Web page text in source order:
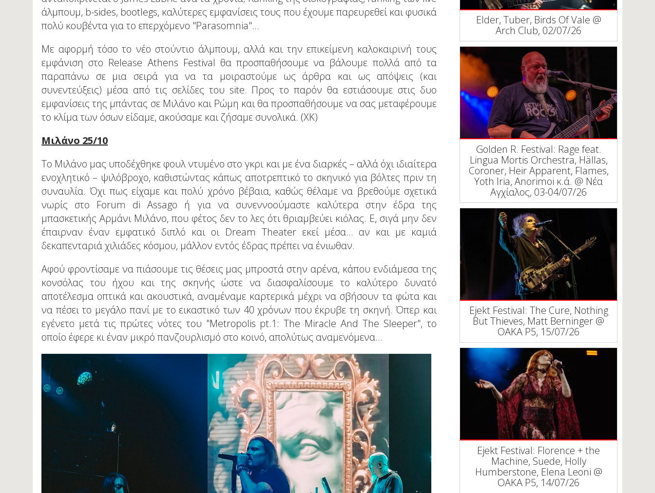
άλμπουμ, b-sides, bootlegs, καλύτερες εμφανίσεις τους που έχουμε παρευρεθεί και φυσικά
πολύ κουβέντα για το επερχόμενο "Parasomnia"…
Με αφορμή τόσο το νέο στούντιο άλμπουμ, αλλά και την επικείμενη καλοκαιρινή τους
εμφάνιση στο Release Athens Festival θα προσπαθήσουμε να βάλουμε πολλά από τα
παραπάνω σε μια σειρά για να τα μοιραστούμε ως άρθρα και ως απόψεις (και
συνεντεύξεις) μέσα από τις σελίδες του site. Προς το παρόν θα εστιάσουμε στις δυο
εμφανίσεις της μπάντας σε Μιλάνο και Ρώμη και θα προσπαθήσουμε να σας μεταφέρουμε
το κλίμα των όσων είδαμε, ακούσαμε και ζήσαμε συνολικά. (ΧΚ)
Μιλάνο 25/10
Το Μιλάνο μας υποδέχθηκε φουλ ντυμένο στο γκρι και με ένα διαρκές – αλλά όχι ιδιαίτερα
ενοχλητικό – ψιλόβροχο, καθιστώντας κάπως αποτρεπτικό το σκηνικό για βόλτες πριν τη
συναυλία. Όχι πως είχαμε και πολύ χρόνο βέβαια, καθώς θέλαμε να βρεθούμε σχετικά
νωρίς στο Forum di Assago ή για να συνεννοούμαστε καλύτερα στην έδρα της
μπασκετικής Αρμάνι Μιλάνο, που φέτος δεν το λες ότι θριαμβεύει κιόλας. Ε, σιγά μην δεν
έπαιρναν έναν εμφατικό διπλό και οι Dream Theater εκεί μέσα… αν και με καμιά
δεκαπενταριά χιλιάδες κόσμου, μάλλον εντός έδρας πρέπει να ένιωθαν.
Αφού φροντίσαμε να πιάσουμε τις θέσεις μας μπροστά στην αρένα, κάπου ενδιάμεσα της
κονσόλας του ήχου και της σκηνής ώστε να διασφαλίσουμε το καλύτερο δυνατό
αποτέλεσμα οπτικά και ακουστικά, αναμέναμε καρτερικά μέχρι να σβήσουν τα φώτα και
να πέσει το μεγάλο πανί με το εικαστικό των 40 χρόνων που έκρυβε τη σκηνή. Όπερ και
εγένετο μετά τις πρώτες νότες του "Metropolis pt.1: The Miracle And The Sleeper", το
οποίο έφερε κι έναν μικρό πανζουρλισμό στο κοινό, απολύτως αναμενόμενα…
Elder, Tuber, Birds Of Vale @
Arch Club, 02/07/26
Golden R. Festival: Rage feat.
Lingua Mortis Orchestra, Hällas,
Coroner, Heir Apparent, Flames,
Yoth Iria, Anorimoi κ.ά. @ Νέα
Αγχίαλος, 03-04/07/26
Ejekt Festival: The Cure, Nothing
But Thieves, Matt Berninger @
ΟΑΚΑ P5, 15/07/26
Ejekt Festival: Florence + the
Machine, Suede, Holly
Humberstone, Elena Leoni @
ΟΑΚΑ P5, 14/07/26